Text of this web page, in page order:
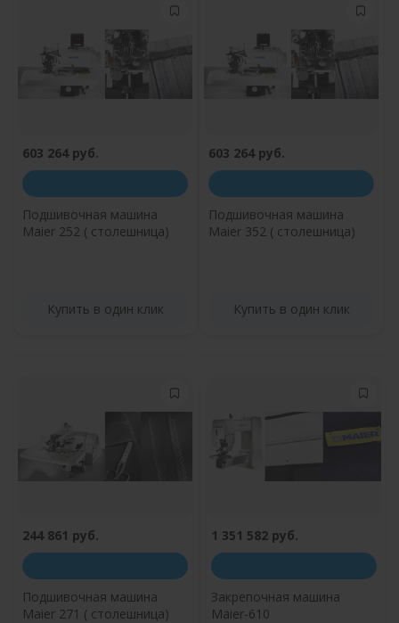
603 264 руб.
Подшивочная машина
Maier 252 ( столешница)
Купить в один клик
603 264 руб.
Подшивочная машина
Maier 352 ( столешница)
Купить в один клик
244 861 руб.
Подшивочная машина
Maier 271 ( столешница)
1 351 582 руб.
Закрепочная машина
Maier-610